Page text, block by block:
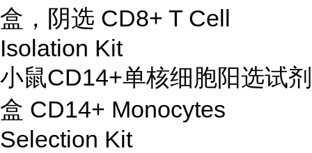
盒，阴选 CD8+ T Cell
Isolation Kit
小鼠CD14+单核细胞阳选试剂
盒 CD14+ Monocytes
Selection Kit